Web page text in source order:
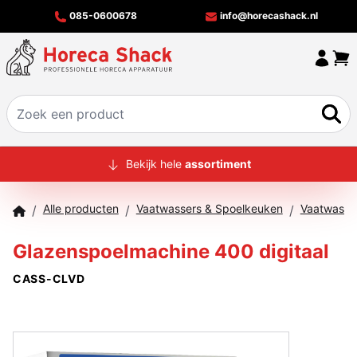
085-0600678 info@horecashack.nl
HOME
MERKEN
Bekijk hele assortiment
/ Alle producten / Vaatwassers & Spoelkeuken /
Glazenspoelmachine 400 digitaal
CASS-CLVD